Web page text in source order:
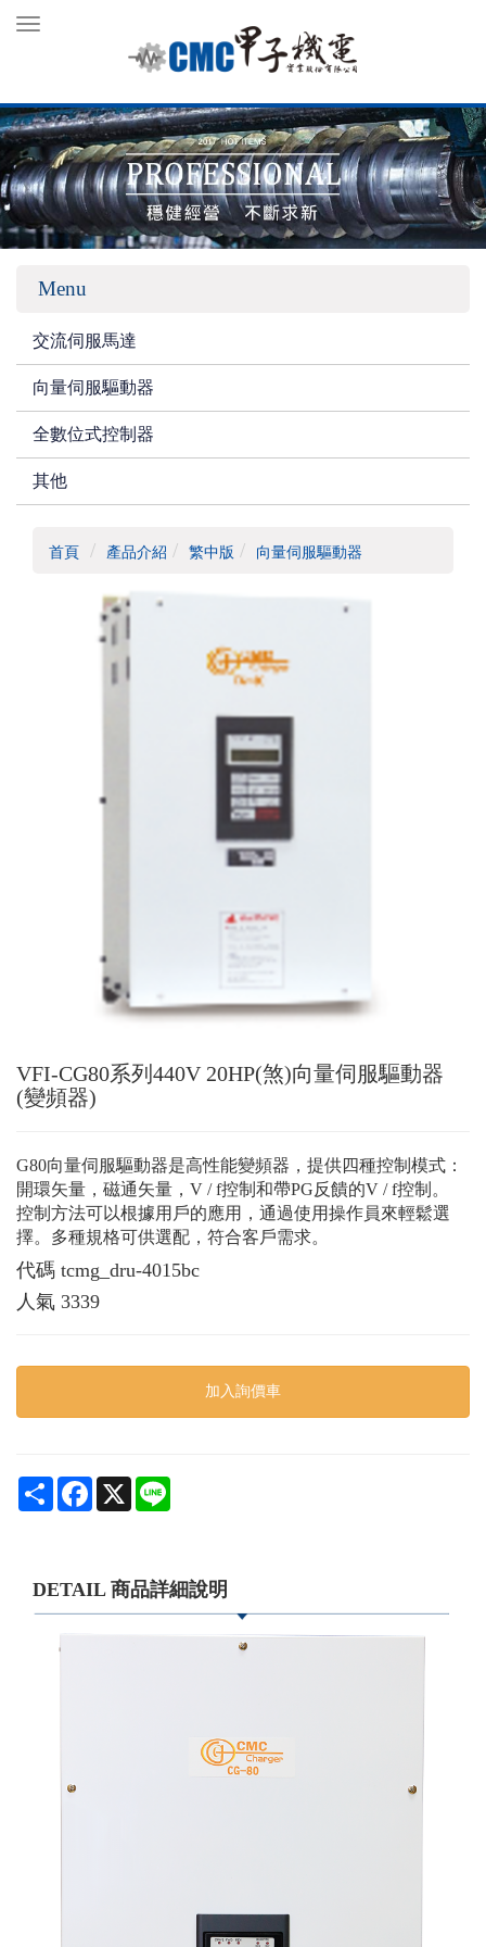
Toggle
Menu
交流伺服馬達
向量伺服驅動器
全數位式控制器
其他
首頁 產品介紹 繁中版 向量伺服驅動器
VFI-CG80系列440V 20HP(煞)向量伺服驅動器
(變頻器)
G80向量伺服驅動器是高性能變頻器，提供四種控制模式：
開環矢量，磁通矢量，V / f控制和帶PG反饋的V / f控制。
控制方法可以根據用戶的應用，通過使用操作員來輕鬆選
擇。多種規格可供選配，符合客戶需求。
代碼 tcmg_dru-4015bc
人氣 3339
加入詢價車
Share Facebook
X
DETAIL 商品詳細說明